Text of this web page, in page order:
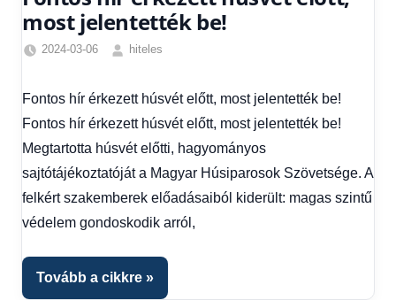
most jelentették be!
2024-03-06
hiteles
hírek ,
Hírek
Fontos hír érkezett húsvét előtt, most jelentették be!
Fontos hír érkezett húsvét előtt, most jelentették be!
Megtartotta húsvét előtti, hagyományos
sajtótájékoztatóját a Magyar Húsiparosok Szövetsége. A
felkért szakemberek előadásaiból kiderült: magas szintű
védelem gondoskodik arról,
Tovább a cikkre